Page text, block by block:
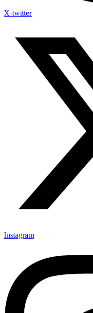
X-twitter
Instagram